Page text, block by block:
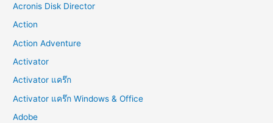
Acronis Disk Director
Action
Action Adventure
Activator
Activator แคร๊ก
Activator แคร๊ก Windows & Office
Adobe